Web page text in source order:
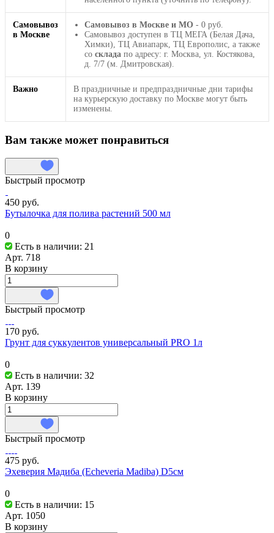
Самовывоз
в Москве
Самовывоз в Москве и МО - 0 руб.
Самовывоз доступен в ТЦ МЕГА (Белая Дача,
Химки), ТЦ Авиапарк, ТЦ Европолис, а также
со склада по адресу: г. Москва, ул. Костякова,
д. 7/7 (м. Дмитровская).
Важно
В праздничные и предпраздничные дни тарифы
на курьерскую доставку по Москве могут быть
изменены.
Вам также может понравиться
Быстрый просмотр
450 руб.
Бутылочка для полива растений 500 мл
0
Есть в наличии: 21
Арт. 718
В корзину
Быстрый просмотр
170 руб.
Грунт для суккулентов универсальный PRO 1л
0
Есть в наличии: 32
Арт. 139
В корзину
Быстрый просмотр
475 руб.
Эхеверия Мадиба (Echeveria Madiba) D5см
0
Есть в наличии: 15
Арт. 1050
В корзину